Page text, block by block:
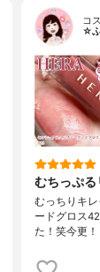
コ
☆
むちっぷる
むっちりキ
ードグロス
た！笑今更